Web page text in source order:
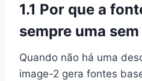
1.1 Por que a
sempre uma
Quando não há uma
image-2 gera fontes